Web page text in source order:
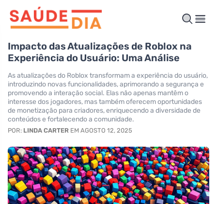
Impacto das Atualizações de Roblox na
Experiência do Usuário: Uma Análise
As atualizações do Roblox transformam a experiência do usuário,
introduzindo novas funcionalidades, aprimorando a segurança e
promovendo a interação social. Elas não apenas mantêm o
interesse dos jogadores, mas também oferecem oportunidades
de monetização para criadores, enriquecendo a diversidade de
conteúdos e fortalecendo a comunidade.
POR: LINDA CARTER EM AGOSTO 12, 2025